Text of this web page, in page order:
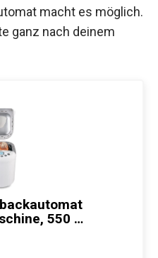
macht es möglich.
ganz nach deinem
550 …